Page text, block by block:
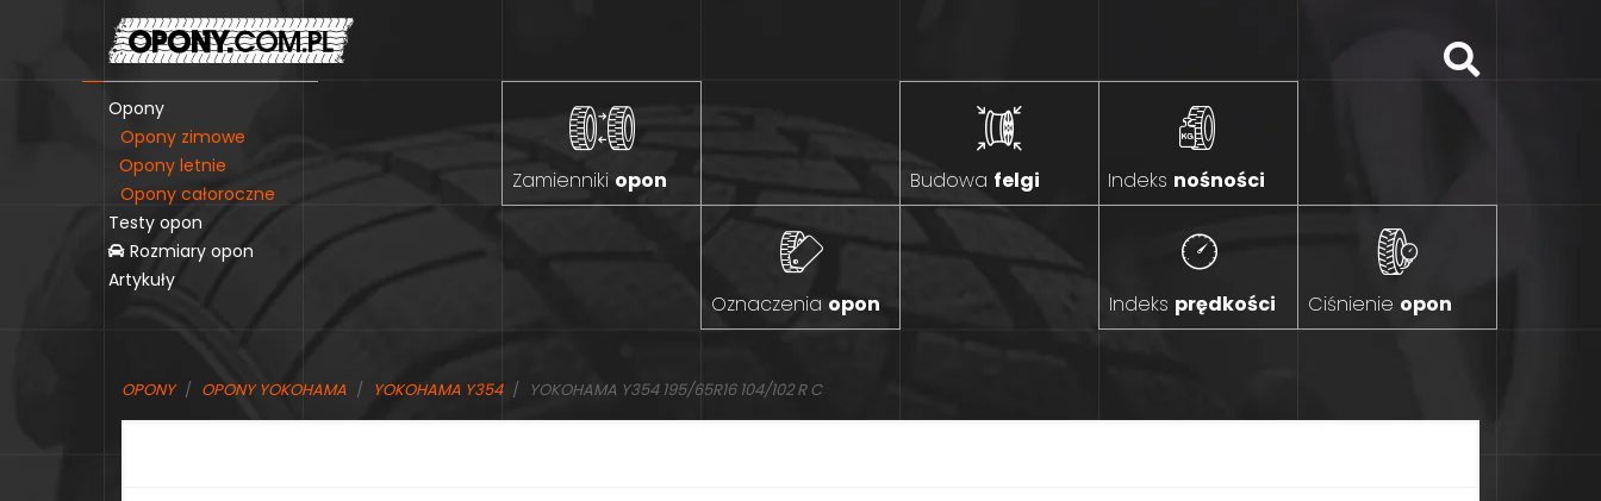
Opony
Opony zimowe
Opony letnie
Opony całoroczne
Testy opon
Rozmiary opon
Artykuły
Zamienniki opon Budowa felgi Indeks nośności
Indeks prędkości Ciśnienie opon
Oznaczenia opon
OPONY OPONY YOKOHAMA YOKOHAMA Y354 YOKOHAMA Y354 195/65R16 104/102 R C